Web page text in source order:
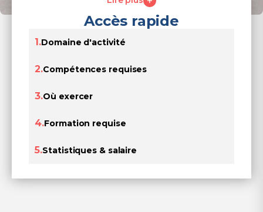
demande.
Accès rapide
1.Domaine d'activité
2.Compétences requises
3.Où exercer
4.Formation requise
5.Statistiques & salaire